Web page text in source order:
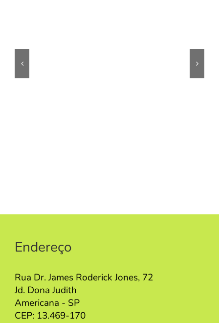
Endereço
Rua Dr. James Roderick Jones, 72
Jd. Dona Judith
Americana - SP
CEP: 13.469-170